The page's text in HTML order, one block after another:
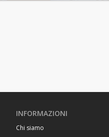
INFORMAZIONI
Chi siamo